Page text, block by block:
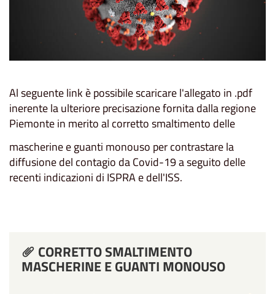
Al seguente link è possibile scaricare l'allegato in .pdf
inerente la ulteriore precisazione fornita dalla regione
Piemonte in merito al corretto smaltimento delle
mascherine e guanti monouso per contrastare la
diffusione del contagio da Covid-19 a seguito delle
recenti indicazioni di ISPRA e dell'ISS.
CORRETTO SMALTIMENTO
MASCHERINE E GUANTI MONOUSO